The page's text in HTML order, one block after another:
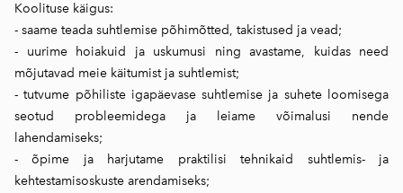
Koolituse käigus:
- saame teada suhtlemise põhimõtted, takistused ja vead;
- uurime hoiakuid ja uskumusi ning avastame, kuidas need
mõjutavad meie käitumist ja suhtlemist;
- tutvume põhiliste igapäevase suhtlemise ja suhete loomisega
seotud probleemidega ja leiame võimalusi nende
lahendamiseks;
- õpime ja harjutame praktilisi tehnikaid suhtlemis- ja
kehtestamisoskuste arendamiseks;